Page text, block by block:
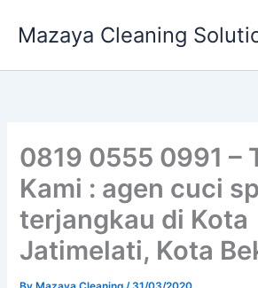
Mazaya Cleaning
0819 0555 0991 –
Kami : agen cuci
terjangkau di Kota
Jatimelati, Kota